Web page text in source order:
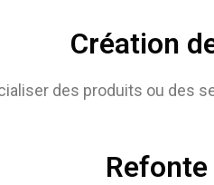
Création
des produits ou des